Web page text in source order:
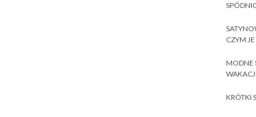
CZYM
MODNE
KRÓTKI